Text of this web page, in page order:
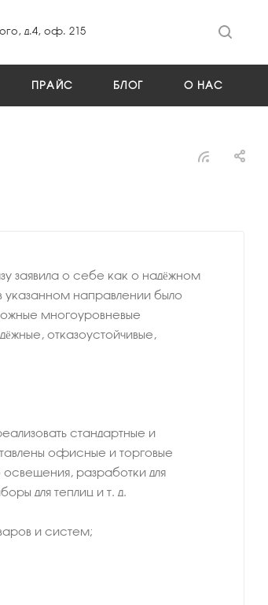
д.4, оф. 215
ПРАЙС БЛОГ О НАС
заявила о себе как о надёжном
указанном направлении было
многоуровневые
отказоустойчивые,
стандартные и
офисные и торговые
освещения, разработки для
для теплиц и т. д.
и систем;